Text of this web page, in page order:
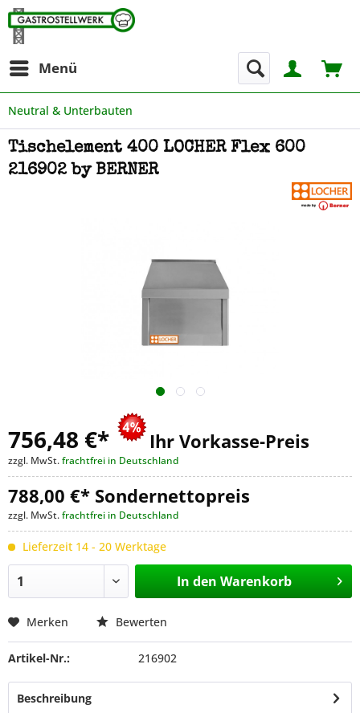
Menü
Neutral & Unterbauten
Tischelement 400 LOCHER Flex 600
216902 by BERNER
756,48 €* Ihr Vorkasse-Preis
zzgl. MwSt.frachtfrei in Deutschland
788,00 €* Sondernettopreis
zzgl. MwSt.frachtfrei in Deutschland
Lieferzeit 14 - 20 Werktage
In den Warenkorb
Merken Bewerten
Artikel-Nr.: 216902
Beschreibung